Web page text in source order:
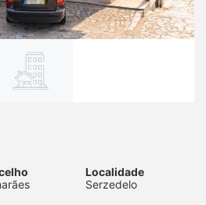
Localidade
Serzedelo